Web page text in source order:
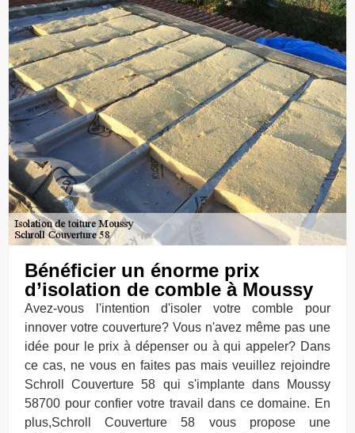
Bénéficier un énorme prix
d’isolation de comble à Moussy
Avez-vous l'intention d'isoler votre comble pour
innover votre couverture? Vous n'avez même pas une
idée pour le prix à dépenser ou à qui appeler? Dans
ce cas, ne vous en faites pas mais veuillez rejoindre
Schroll Couverture 58 qui s'implante dans Moussy
58700 pour confier votre travail dans ce domaine. En
plus,Schroll Couverture 58 vous propose une